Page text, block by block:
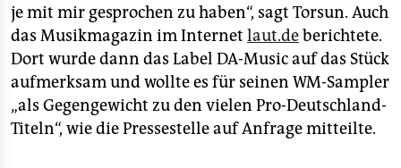
je mit mir gesprochen zu haben“, sagt Torsun. Auch
das Musikmagazin im Internet laut.deberichtete.
Dort wurde dann das Label DA-Music auf das Stück
aufmerksam und wollte es für seinen WM-Sampler
„als Gegengewicht zu den vielen Pro-Deutschland-
Titeln“, wie die Pressestelle auf Anfrage mitteilte.